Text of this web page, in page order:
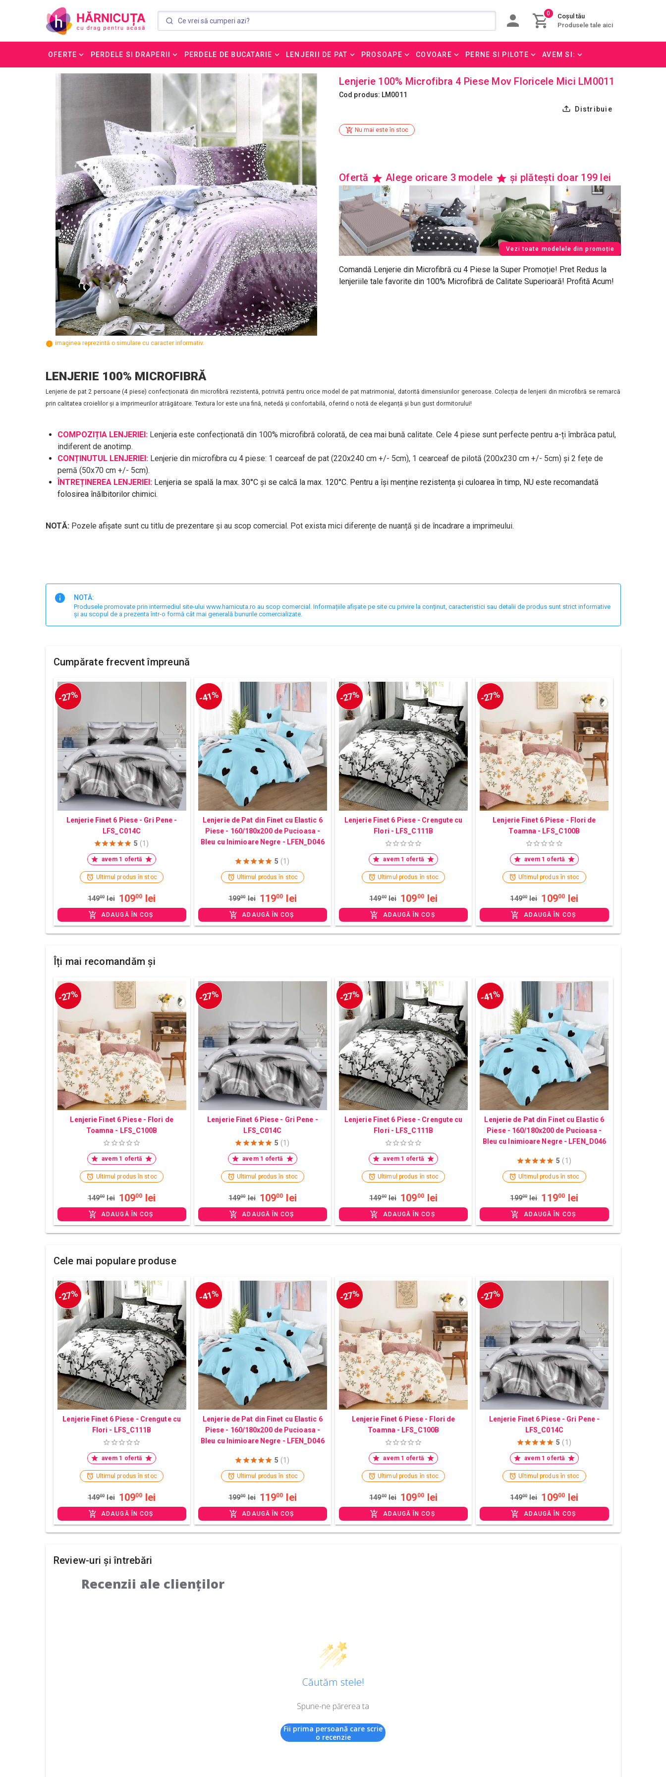
0
Coșul tău
Produsele tale aici
OFERTE PERDELE SI DRAPERII PERDELE DE BUCATARIE LENJERII DE PAT PROSOAPE COVOARE PERNE SI PILOTE AVEM SI:
imaginea reprezintă o simulare cu caracter informativ.
Lenjerie 100% Microfibra 4 Piese Mov Floricele Mici LM0011
Cod produs: LM0011
Distribuie
Nu mai este în stoc
Ofertă Alege oricare 3 modele și plătești doar 199 lei
Vezi toate modelele din promoție
Comandă Lenjerie din Microfibră cu 4 Piese la Super Promoție! Pret Redus la
lenjeriile tale favorite din 100% Microfibră de Calitate Superioară! Profită Acum!
LENJERIE 100% MICROFIBRĂ
Lenjerie de pat 2 persoane (4 piese) confecționată din microfibră rezistentă, potrivită pentru orice model de pat matrimonial, datorită dimensiunilor generoase. Colecția de lenjerii din microfibră se remarcă
prin calitatea croielilor și a imprimeurilor atrăgătoare. Textura lor este una fină, netedă și confortabilă, oferind o notă de eleganță și bun gust dormitorului!
COMPOZIȚIA LENJERIEI: Lenjeria este confecționată din 100% microfibră colorată, de cea mai bună calitate. Cele 4 piese sunt perfecte pentru a-ți îmbrăca patul,
indiferent de anotimp.
CONȚINUTUL LENJERIEI: Lenjerie din microfibra cu 4 piese: 1 cearceaf de pat (220x240 cm +/- 5cm), 1 cearceaf de pilotă (200x230 cm +/- 5cm) și 2 fețe de
pernă (50x70 cm +/- 5cm).
ÎNTREȚINEREA LENJERIEI: Lenjeria se spală la max. 30°C și se calcă la max. 120°C. Pentru a își menține rezistența și culoarea în timp, NU este recomandată
folosirea înălbitorilor chimici.
NOTĂ: Pozele afișate sunt cu titlu de prezentare și au scop comercial. Pot exista mici diferențe de nuanță și de încadrare a imprimeului.
NOTĂ:
Produsele promovate prin intermediul site-ului www.harnicuta.ro au scop comercial. Informațiile afișate pe site cu privire la conținut, caracteristici sau detalii de produs sunt strict informative
și au scopul de a prezenta într-o formă cât mai generală bunurile comercializate.
Cumpărate frecvent împreună
-27%
Lenjerie Finet 6 Piese - Gri Pene -
LFS_C014C
5 (1)
avem 1 ofertă
Ultimul produs în stoc
14900 lei 10900 lei
ADAUGĂ ÎN COȘ
-41%
Lenjerie de Pat din Finet cu Elastic 6
Piese - 160/180x200 de Pucioasa -
Bleu cu Inimioare Negre - LFEN_D046
5 (1)
Ultimul produs în stoc
19900 lei 11900 lei
ADAUGĂ ÎN COȘ
-27%
Lenjerie Finet 6 Piese - Crengute cu
Flori - LFS_C111B
avem 1 ofertă
Ultimul produs în stoc
14900 lei 10900 lei
ADAUGĂ ÎN COȘ
-27%
Lenjerie Finet 6 Piese - Flori de
Toamna - LFS_C100B
avem 1 ofertă
Ultimul produs în stoc
14900 lei 10900 lei
ADAUGĂ ÎN COȘ
Îți mai recomandăm și
-27%
Lenjerie Finet 6 Piese - Flori de
Toamna - LFS_C100B
avem 1 ofertă
Ultimul produs în stoc
14900 lei 10900 lei
ADAUGĂ ÎN COȘ
-27%
Lenjerie Finet 6 Piese - Gri Pene -
LFS_C014C
5 (1)
avem 1 ofertă
Ultimul produs în stoc
14900 lei 10900 lei
ADAUGĂ ÎN COȘ
-27%
Lenjerie Finet 6 Piese - Crengute cu
Flori - LFS_C111B
avem 1 ofertă
Ultimul produs în stoc
14900 lei 10900 lei
ADAUGĂ ÎN COȘ
-41%
Lenjerie de Pat din Finet cu Elastic 6
Piese - 160/180x200 de Pucioasa -
Bleu cu Inimioare Negre - LFEN_D046
5 (1)
Ultimul produs în stoc
19900 lei 11900 lei
ADAUGĂ ÎN COȘ
Cele mai populare produse
-27%
Lenjerie Finet 6 Piese - Crengute cu
Flori - LFS_C111B
avem 1 ofertă
Ultimul produs în stoc
14900 lei 10900 lei
ADAUGĂ ÎN COȘ
-41%
Lenjerie de Pat din Finet cu Elastic 6
Piese - 160/180x200 de Pucioasa -
Bleu cu Inimioare Negre - LFEN_D046
5 (1)
Ultimul produs în stoc
19900 lei 11900 lei
ADAUGĂ ÎN COȘ
-27%
Lenjerie Finet 6 Piese - Flori de
Toamna - LFS_C100B
avem 1 ofertă
Ultimul produs în stoc
14900 lei 10900 lei
ADAUGĂ ÎN COȘ
-27%
Lenjerie Finet 6 Piese - Gri Pene -
LFS_C014C
5 (1)
avem 1 ofertă
Ultimul produs în stoc
14900 lei 10900 lei
ADAUGĂ ÎN COȘ
Review-uri și întrebări
Recenzii ale clienților
Căutăm stele!
Spune-ne părerea ta
Fii prima persoană care scrie
o recenzie